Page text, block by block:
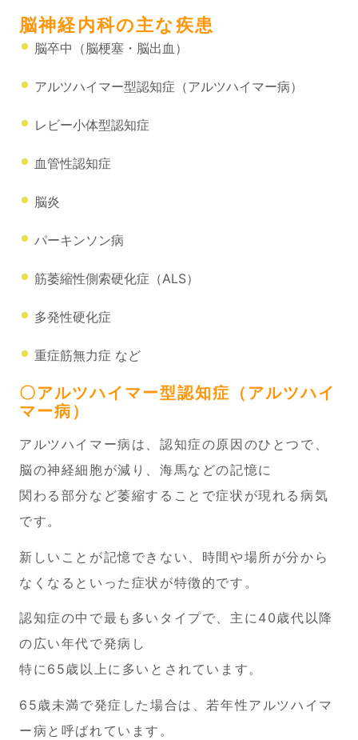
脳神経内科の主な疾患
脳卒中（脳梗塞・脳出血）
アルツハイマー型認知症（アルツハイマー病）
レビー小体型認知症
血管性認知症
脳炎
パーキンソン病
筋萎縮性側索硬化症（ALS）
多発性硬化症
重症筋無力症 など
〇アルツハイマー型認知症（アルツハイ
マー病）
アルツハイマー病は、認知症の原因のひとつで、
脳の神経細胞が減り、海馬などの記憶に
関わる部分など萎縮することで症状が現れる病気
です。
新しいことが記憶できない、時間や場所が分から
なくなるといった症状が特徴的です。
認知症の中で最も多いタイプで、主に40歳代以降
の広い年代で発病し
特に65歳以上に多いとされています。
65歳未満で発症した場合は、若年性アルツハイマ
ー病と呼ばれています。